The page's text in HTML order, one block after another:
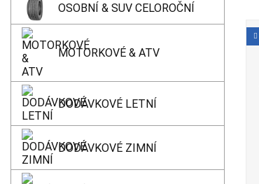
OSOBNÍ & SUV CELOROČNÍ
MOTORKOVÉ & ATV
DODÁVKOVÉ LETNÍ
DODÁVKOVÉ ZIMNÍ